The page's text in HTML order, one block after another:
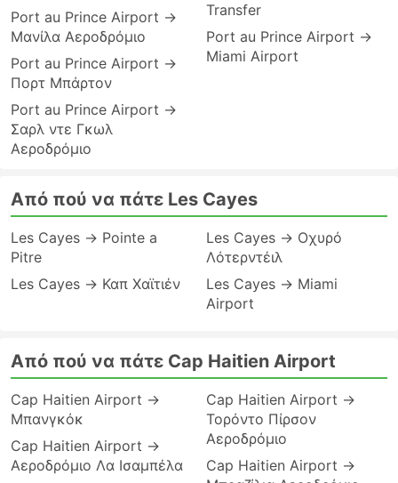
Port au Prince Airport →
Μανίλα Αεροδρόμιο
Port au Prince Airport →
Πορτ Μπάρτον
Port au Prince Airport →
Σαρλ ντε Γκωλ
Αεροδρόμιο
Transfer
Port au Prince Airport →
Miami Airport
Από πού να πάτε Les Cayes
Les Cayes → Pointe a
Pitre
Les Cayes → Καπ Χαϊτιέν
Les Cayes → Οχυρό
Λότερντέιλ
Les Cayes → Miami
Airport
Από πού να πάτε Cap Haitien Airport
Cap Haitien Airport →
Μπανγκόκ
Cap Haitien Airport →
Αεροδρόμιο Λα Ισαμπέλα
Cap Haitien Airport →
Τορόντο Πίρσον
Αεροδρόμιο
Cap Haitien Airport →